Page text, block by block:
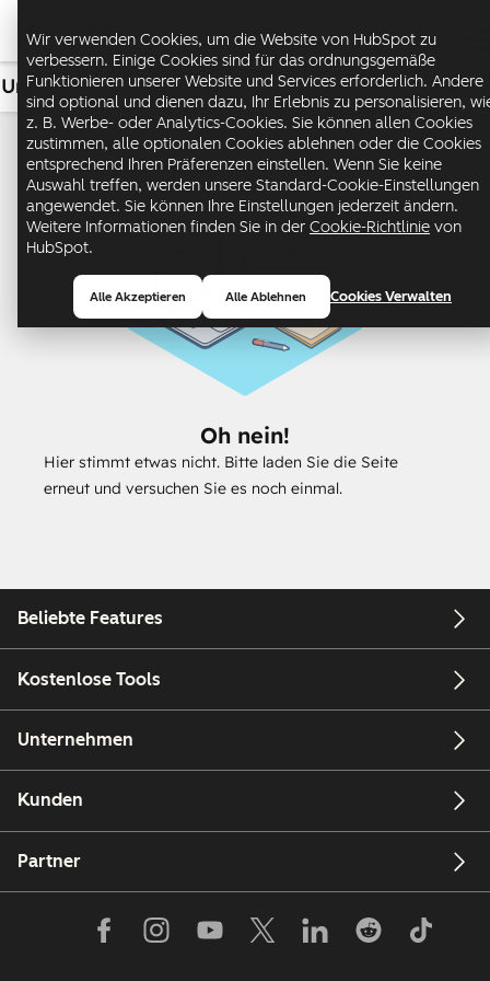
Wir verwenden Cookies, um die Website von HubSpot zu
verbessern. Einige Cookies sind für das ordnungsgemäße
Funktionieren unserer Website und Services erforderlich. Andere
sind optional und dienen dazu, Ihr Erlebnis zu personalisieren,
z. B. Werbe- oder Analytics-Cookies. Sie können allen Cookies
zustimmen, alle optionalen Cookies ablehnen oder die Cookies
entsprechend Ihren Präferenzen einstellen. Wenn Sie keine
Auswahl treffen, werden unsere Standard-Cookie-Einstellungen
angewendet. Sie können Ihre Einstellungen jederzeit ändern.
Weitere Informationen finden Sie in der Cookie-Richtlinie von
HubSpot.
Cookies Verwalten
Alle Akzeptieren Alle Ablehnen
Umsatz USD
Oh nein!
Hier stimmt etwas nicht. Bitte laden Sie die Seite
erneut und versuchen Sie es noch einmal.
Beliebte Features
Kostenlose Tools
Unternehmen
Kunden
Partner